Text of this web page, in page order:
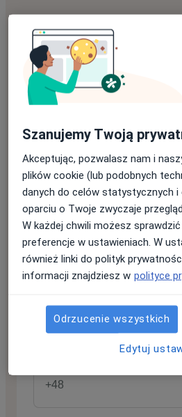
Pobierz infografikę ze
Nazwisko*
Szanujemy Twoją
Akceptując, pozwalasz nam i
plików cookie (lub podobnych
danych do celów statystycznych
oparciu o Twoje zwyczaje
W każdej chwili możesz
preferencje w ustawieniach. W
również linki do polityk
informacji znajdziesz w polityce
Odrzucenie wszystkich
Edytuj